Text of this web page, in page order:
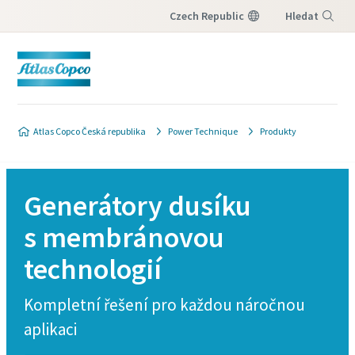
Czech Republic Hledat
Atlas Copco Česká republika Power Technique Produkty
Generátory dusíku
s membránovou
technologií
Kompletní řešení pro každou náročnou
aplikaci